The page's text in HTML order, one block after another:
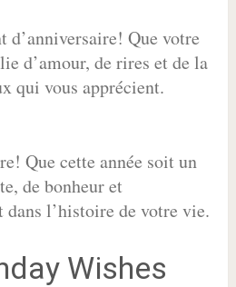
d’anniversaire! Que votre
d’amour, de rires et de la
qui vous apprécient.
Que cette année soit un
de bonheur et
dans l’histoire de votre vie.
Wishes